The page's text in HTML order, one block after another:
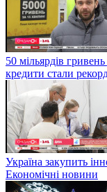
50 мільярдів
кредити стали
Україна закупить
Економічні новини